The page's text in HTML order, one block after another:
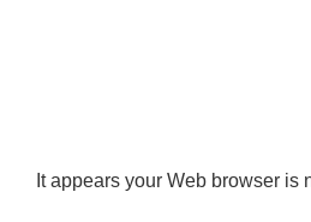
It appears your Web browser